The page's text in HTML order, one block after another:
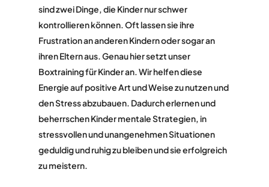
sind zwei Dinge, die Kinder nur schwer
kontrollieren können. Oft lassen sie ihre
Frustration an anderen Kindern oder sogar an
ihren Eltern aus. Genau hier setzt unser
Boxtraining für Kinder an. Wir helfen diese
Energie auf positive Art und Weise zu nutzen und
den Stress abzubauen. Dadurch erlernen und
beherrschen Kinder mentale Strategien, in
stressvollen und unangenehmen Situationen
geduldig und ruhig zu bleiben und sie erfolgreich
zu meistern.